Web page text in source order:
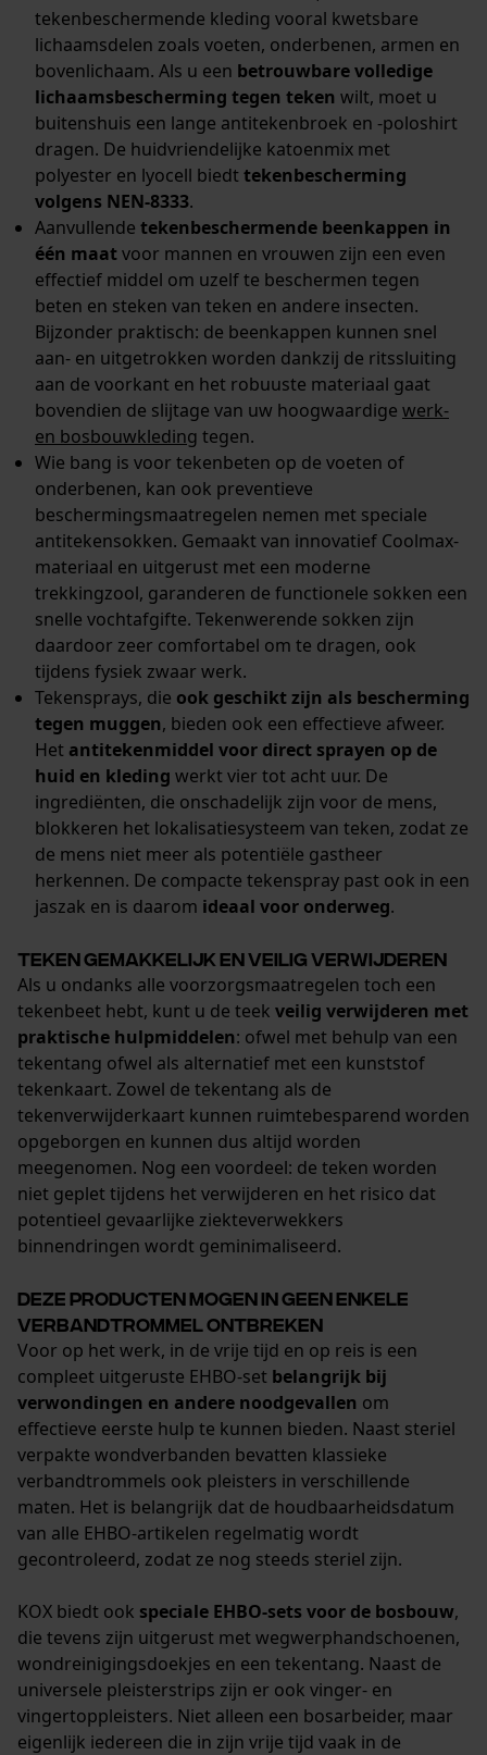
tekenbeschermende kleding vooral kwetsbare
lichaamsdelen zoals voeten, onderbenen, armen en
bovenlichaam. Als u een betrouwbare volledige
lichaamsbescherming tegen teken wilt, moet u
buitenshuis een lange antitekenbroek en -poloshirt
dragen. De huidvriendelijke katoenmix met
polyester en lyocell biedt tekenbescherming
volgens NEN-8333.
Aanvullende tekenbeschermende beenkappen in
één maatvoor mannen en vrouwen zijn een even
effectief middel om uzelf te beschermen tegen
beten en steken van teken en andere insecten.
Bijzonder praktisch: de beenkappen kunnen snel
aan- en uitgetrokken worden dankzij de ritssluiting
aan de voorkant en het robuuste materiaal gaat
bovendien de slijtage van uw hoogwaardige werk-
en bosbouwkleding tegen.
Wie bang is voor tekenbeten op de voeten of
onderbenen, kan ook preventieve
beschermingsmaatregelen nemen met speciale
antitekensokken. Gemaakt van innovatief Coolmax-
materiaal en uitgerust met een moderne
trekkingzool, garanderen de functionele sokken een
snelle vochtafgifte. Tekenwerende sokken zijn
daardoor zeer comfortabel om te dragen, ook
tijdens fysiek zwaar werk.
Tekensprays, die ook geschikt zijn als bescherming
tegen muggen, bieden ook een effectieve afweer.
Het antitekenmiddel voor direct sprayen op de
huid en kleding werkt vier tot acht uur. De
ingrediënten, die onschadelijk zijn voor de mens,
blokkeren het lokalisatiesysteem van teken, zodat ze
de mens niet meer als potentiële gastheer
herkennen. De compacte tekenspray past ook in een
jaszak en is daarom ideaal voor onderweg.
Teken gemakkelijk en veilig verwijderen
Als u ondanks alle voorzorgsmaatregelen toch een
tekenbeet hebt, kunt u de teek veilig verwijderen met
praktische hulpmiddelen: ofwel met behulp van een
tekentang ofwel als alternatief met een kunststof
tekenkaart. Zowel de tekentang als de
tekenverwijderkaart kunnen ruimtebesparend worden
opgeborgen en kunnen dus altijd worden
meegenomen. Nog een voordeel: de teken worden
niet geplet tijdens het verwijderen en het risico dat
potentieel gevaarlijke ziekteverwekkers
binnendringen wordt geminimaliseerd.
Deze producten mogen in geen enkele
verbandtrommel ontbreken
Voor op het werk, in de vrije tijd en op reis is een
compleet uitgeruste EHBO-set belangrijk bij
verwondingen en andere noodgevallen om
effectieve eerste hulp te kunnen bieden. Naast steriel
verpakte wondverbanden bevatten klassieke
verbandtrommels ook pleisters in verschillende
maten. Het is belangrijk dat de houdbaarheidsdatum
van alle EHBO-artikelen regelmatig wordt
gecontroleerd, zodat ze nog steeds steriel zijn.
KOX biedt ook speciale EHBO-sets voor de bosbouw,
die tevens zijn uitgerust met wegwerphandschoenen,
wondreinigingsdoekjes en een tekentang. Naast de
universele pleisterstrips zijn er ook vinger- en
vingertoppleisters. Niet alleen een bosarbeider, maar
eigenlijk iedereen die in zijn vrije tijd vaak in de
YouTube-video's
Google Maps
Marketing Cookies
Microsoft Advertising Universal
Event Tracking
Survicate